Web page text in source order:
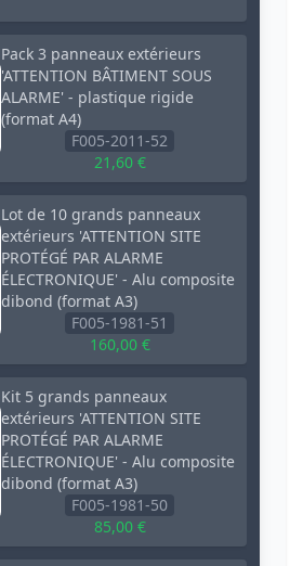
Pack 3 panneaux extérieurs
'ATTENTION BÂTIMENT SOUS
ALARME' - plastique rigide
(format A4)
F005-2011-52
21,60 €
Lot de 10 grands panneaux
extérieurs 'ATTENTION SITE
PROTÉGÉ PAR ALARME
ÉLECTRONIQUE' - Alu composite
dibond (format A3)
F005-1981-51
160,00 €
Kit 5 grands panneaux
extérieurs 'ATTENTION SITE
PROTÉGÉ PAR ALARME
ÉLECTRONIQUE' - Alu composite
dibond (format A3)
F005-1981-50
85,00 €